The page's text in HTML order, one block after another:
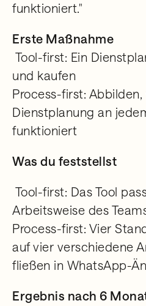
funktioniert."
Erste Maßnahme
Tool-first: Ein
und kaufen
Process-first:
Dienstplanung an
funktioniert
Was du feststellst
Tool-first: Das Tool
Arbeitsweise des
Process-first: Vier
auf vier verschiedene
fließen in WhatsApp-
Ergebnis nach 6